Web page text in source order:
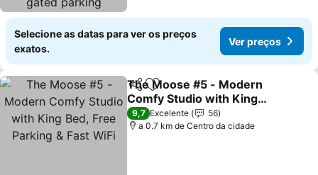
Selecione as datas para ver os preços
exatos.
Ver preços
PartilharAdicionar aos favoritos
The Moose #5 - Modern
Comfy Studio with King
Bed, Free Parking & Fast
WiFi
Ver preços
9,7 Excelente
56
a 0.7 km de Centro da cidade